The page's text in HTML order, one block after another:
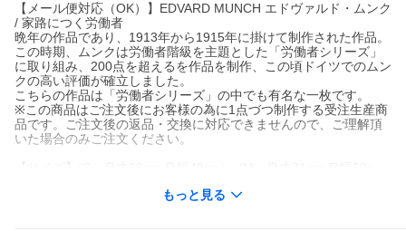
【メール便対応（OK）】EDVARD MUNCH エドヴァルド・ムンク
/ 家路につく労働者
晩年の作品であり、1913年から1915年に掛けて制作された作品。
この時期、ムンクは労働者階級を主題とした「労働者シリーズ」
に取り組み、200点を超えるを作品を制作、この頃ドイツでのムン
クの高い評価が確立しました。
こちらの作品は「労働者シリーズ」の中でも有名な一枚です。
※この商品はご注文後にお客様の為に1点づつ制作する受注生産商
品です。ご注文後の返品・交換に対応できませんので、ご理解頂
いた場合のみご注文ください。
もっと見る